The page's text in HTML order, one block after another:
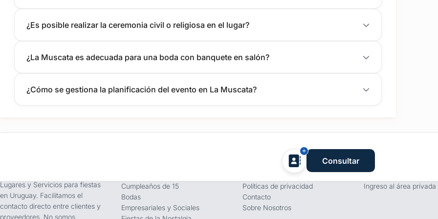
¿Es posible realizar la ceremonia civil o religiosa en el lugar?
¿La Muscata es adecuada para una boda con banquete en salón?
¿Cómo se gestiona la planificación del evento en La Muscata?
Consultar
Lugares y Servicios para fiestas
en Uruguay. Facilitamos el
contacto directo entre clientes y
proveedores. No somos
Cumpleaños de 15
Bodas
Empresariales y Sociales
Empresa
Términos y condiciones
Políticas de privacidad
Contacto
Sobre Nosotros
Ingreso al área privada